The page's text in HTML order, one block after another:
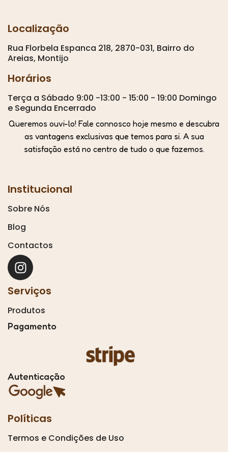
Localização
Rua Florbela Espanca 218, 2870-031, Bairro do
Areias, Montijo
Horários
Terça a Sábado 9:00 -13:00 - 15:00 - 19:00 Domingo
e Segunda Encerrado
Queremos ouvi-lo! Fale connosco hoje mesmo e descubra
as vantagens exclusivas que temos para si. A sua
satisfação está no centro de tudo o que fazemos.
Institucional
Sobre Nós
Blog
Contactos
Serviços
Produtos
Pagamento
Autenticação
Políticas
Termos e Condições de Uso